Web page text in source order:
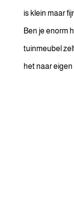
is klein maar
Ben je enorm
tuinmeubel
het naar